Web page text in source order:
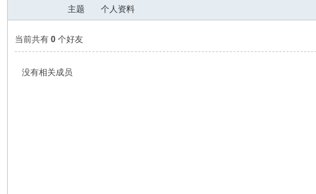
主题 个人资料
当前共有 0个好友
没有相关成员